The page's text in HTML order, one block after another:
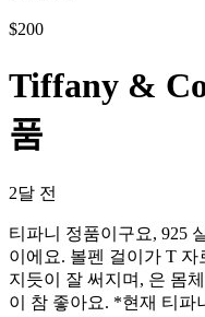
$200
Tiffany &
품
2달 전
티파니 정품이구요, 925
이에요. 볼펜 걸이가 T
지듯이 잘 써지며, 은 몸
이 참 좋아요. *현재 티파